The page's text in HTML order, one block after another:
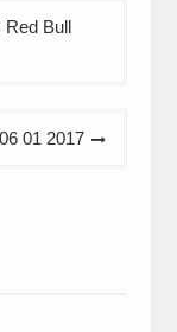
Red Bull
01 2017